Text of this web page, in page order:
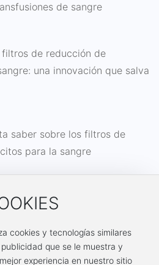
de sangre
de reducción de
una innovación que salva
saber sobre los filtros de
para la sangre
cookies y tecnologías similares
que se le muestra y
experiencia en nuestro sitio